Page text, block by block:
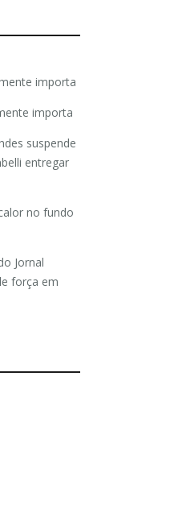
importa
importa
suspende
entregar
no fundo
Jornal
força em